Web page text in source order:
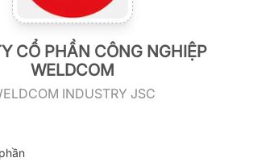
CỔ PHẦN CÔNG NGHIỆP
WELDCOM
INDUSTRY JSC